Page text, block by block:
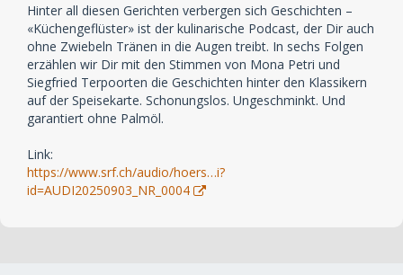
Hinter all diesen Gerichten verbergen sich Geschichten –
«Küchengeflüster» ist der kulinarische Podcast, der Dir auch
ohne Zwiebeln Tränen in die Augen treibt. In sechs Folgen
erzählen wir Dir mit den Stimmen von Mona Petri und
Siegfried Terpoorten die Geschichten hinter den Klassikern
auf der Speisekarte. Schonungslos. Ungeschminkt. Und
garantiert ohne Palmöl.
Link:
https://www.srf.ch/audio/hoers…i?
id=AUDI20250903_NR_0004